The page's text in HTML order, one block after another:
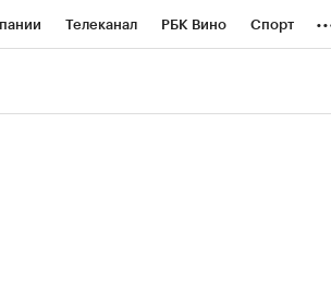
Телеканал РБК Вино Спорт